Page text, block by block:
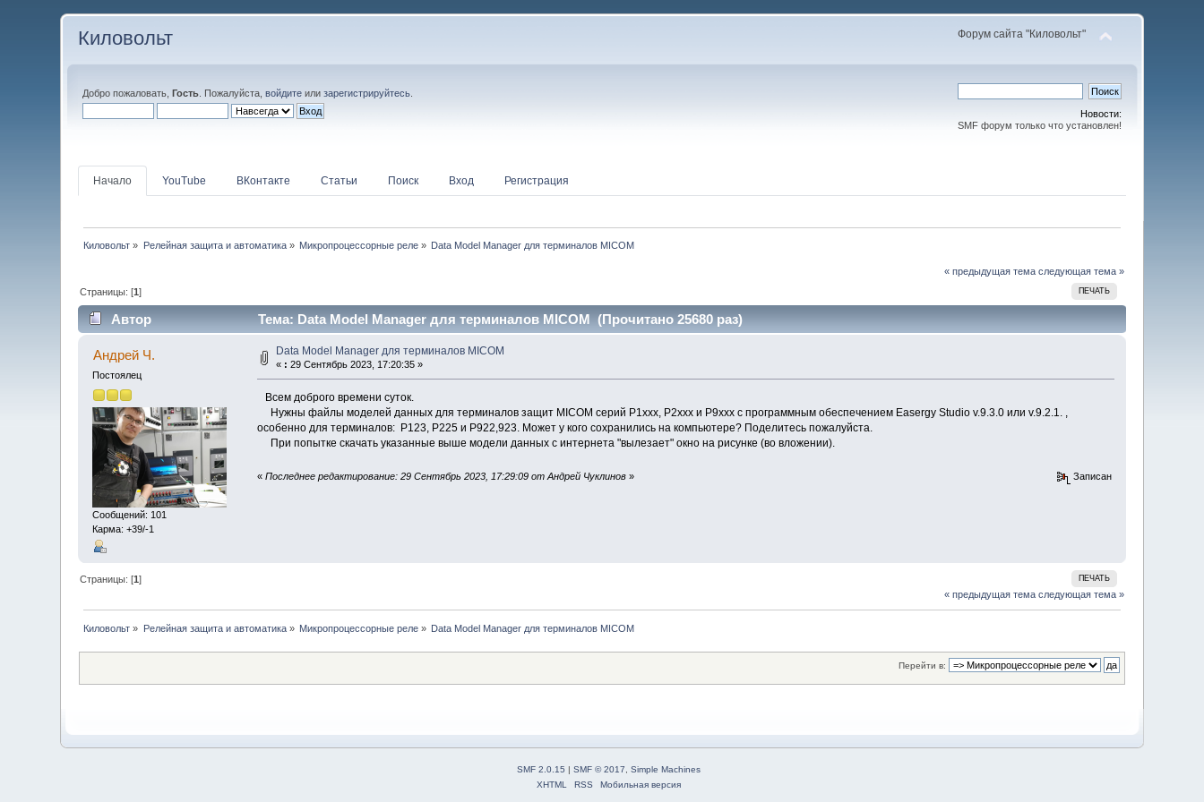
Киловольт Форум сайта "Киловольт"
Добро пожаловать,Гость . Пожалуйста,войдите илизарегистрируйтесь
Новости:
SMF форум только что установлен!
Начало YouTube ВКонтакте Статьи Поиск Вход Регистрация
Киловольт » Релейная защита и автоматика» Микропроцессорные реле » Data Model Manager для терминалов MICOM
« предыдущая тема следующая тема »
ПЕЧАТЬ
Страницы: [1]
Автор Тема: Data Model Manager для терминалов MICOM (Прочитано 25680 раз)
Андрей Ч.
Постоялец
Сообщений: 101
Карма: +39/-1
Data Model Manager для терминалов MICOM
« : 29 Сентябрь 2023, 17:20:35 »
Всем доброго времени суток.
Нужны файлы моделей данных для терминалов защит MICOM серий Р1ххх, Р2ххх и Р9ххх с программным обеспечением Easergy Studio v.9.3.0 или v.9.2.1. ,
особенно для терминалов: Р123, Р225 и Р922,923. Может у кого сохранились на компьютере? Поделитесь пожалуйста.
При попытке скачать указанные выше модели данных с интернета "вылезает" окно на рисунке (во вложении).
« Последнее редактирование: 29 Сентябрь 2023, 17:29:09 от Андрей Чуклинов» Записан
ПЕЧАТЬ
Страницы: [1]
« предыдущая тема следующая тема »
Киловольт » Релейная защита и автоматика» Микропроцессорные реле » Data Model Manager для терминалов MICOM
Перейти в:
SMF 2.0.15 | SMF © 2017
Simple Machines
XHTML
RSS Мобильная версия